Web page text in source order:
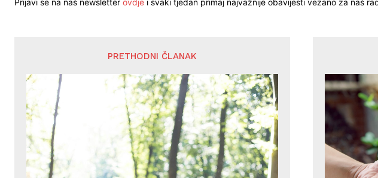
Prijavi se na naš newsletter ovdje i svaki tjedan primaj najvažnije obavijesti vezano za naš
PRETHODNI ČLANAK